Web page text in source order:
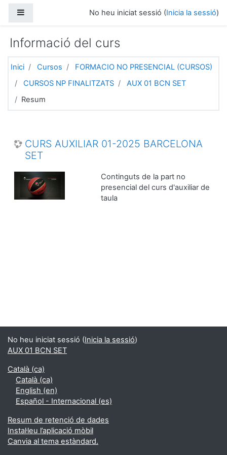
No heu iniciat sessió (Inicia la sessió)
Informació del curs
Inici Cursos
FORMACIO NO PRESENCIAL (CURSOS)
CURSOS NP FINALITZATS
AUX 01 BCN SET
Resum
CURS AUXILIAR 01-2025 BARCELONA
SET
Continguts de la part no
presencial del curs d'auxiliar de
taula
No heu iniciat sessió (Inicia la sessió)
AUX 01 BCN SET
Català ‎(ca)‎
Català ‎(ca)‎
English ‎(en)‎
Español - Internacional ‎(es)‎
Resum de retenció de dades
Instal·leu l’aplicació mòbil
Canvia al tema estàndard.